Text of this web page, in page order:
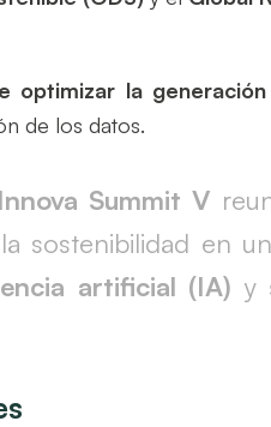
optimizar la
de los datos.
Summit V
sostenibilidad en
artificial (IA) y